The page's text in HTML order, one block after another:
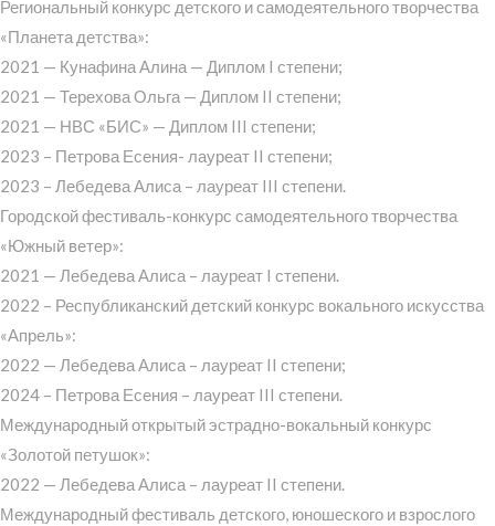
Региональный конкурс детского и самодеятельного творчества
«Планета детства»:
2021 — Кунафина Алина — Диплом I степени;
2021 — Терехова Ольга — Диплом II степени;
2021 — НВС «БИС» — Диплом III степени;
2023 – Петрова Есения- лауреат II степени;
2023 – Лебедева Алиса – лауреат III степени.
Городской фестиваль-конкурс самодеятельного творчества
«Южный ветер»:
2021 — Лебедева Алиса – лауреат I степени.
2022 – Республиканский детский конкурс вокального искусства
«Апрель»:
2022 — Лебедева Алиса – лауреат II степени;
2024 – Петрова Есения – лауреат III степени.
Международный открытый эстрадно-вокальный конкурс
«Золотой петушок»:
2022 — Лебедева Алиса – лауреат II степени.
Международный фестиваль детского, юношеского и взрослого